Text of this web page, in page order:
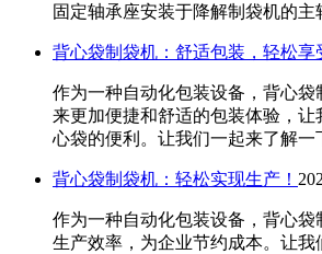
固定轴承座安装于降解制袋机​的主
背心袋制袋机：舒适包装，轻松享
作为一种自动化包装设备，背心袋
来更加便捷和舒适的包装体验，让
心袋的便利。让我们一起来了解一
背心袋制袋机：轻松实现生产！
作为一种自动化包装设备，背心袋
生产效率，为企业节约成本。让我